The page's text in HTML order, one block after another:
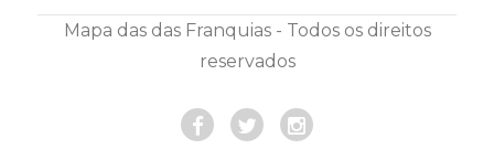
Mapa das das Franquias - Todos os direitos
reservados